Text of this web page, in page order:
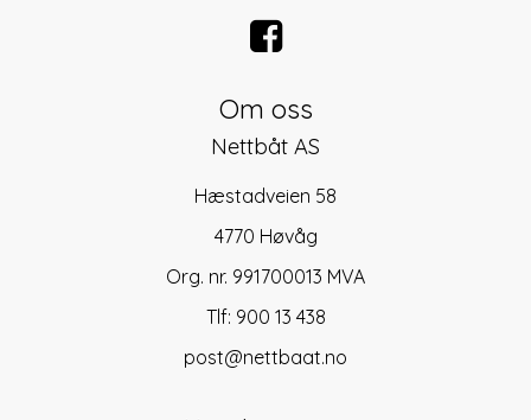
Om oss
Nettbåt AS
Hæstadveien 58
4770 Høvåg
Org. nr. 991700013 MVA
Tlf: 900 13 438
post@nettbaat.no